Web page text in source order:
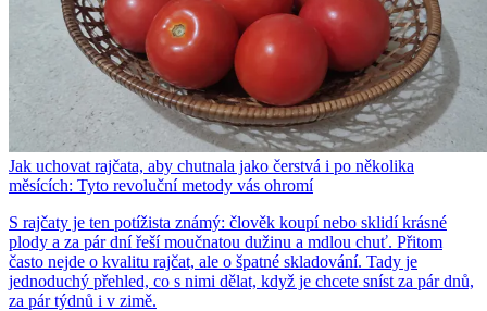
Jak uchovat rajčata, aby chutnala jako čerstvá i po několika
měsících: Tyto revoluční metody vás ohromí
S rajčaty je ten potížista známý: člověk koupí nebo sklidí krásné
plody a za pár dní řeší moučnatou dužinu a mdlou chuť. Přitom
často nejde o kvalitu rajčat, ale o špatné skladování. Tady je
jednoduchý přehled, co s nimi dělat, když je chcete sníst za pár dnů,
za pár týdnů i v zimě.